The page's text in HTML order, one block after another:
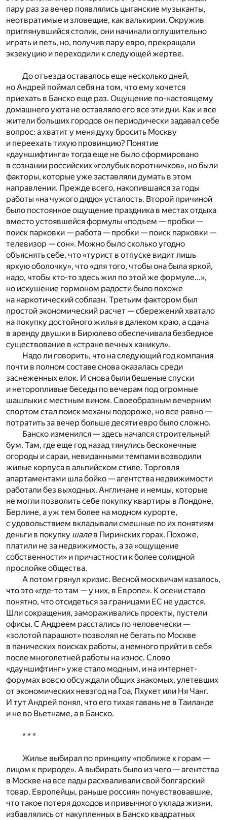
пару раз за вечер появлялись цыганские музыканты,
неотвратимые и зловещие, как валькирии. Окружив
приглянувшийся столик, они начинали оглушительно
играть и петь, но, получив пару евро, прекращали
экзекуцию и переходили к следующей жертве.
До отъезда оставалось еще несколько дней,
но Андрей поймал себя на том, что ему хочется
приехать в Банско еще раз. Ощущение по-настоящему
домашнего уюта не оставляло его все эти дни. Как и все
жители больших городов он периодически задавал себе
вопрос: а хватит у меня духу бросить Москву
и переехать тихую провинцию? Понятие
«дауншифтинга» тогда еще не было сформировано
в сознании российских «голубых воротничков», но были
факторы, которые уже заставляли думать в этом
направлении. Прежде всего, накопившаяся за годы
работы «на чужого дядю» усталость. Второй причиной
было постоянное ощущение праздника в местах отдыха
вместо устоявшейся формулы «подъем — пробки —
поиск парковки — работа — пробки — поиск парковки —
телевизор — сон». Можно было сколько угодно
объяснять себе, что «турист в отпуске видит лишь
яркую оболочку», что «для того, чтобы она была яркой,
надо, чтобы кто-то здесь жил по этой же формуле…»,
но искушение гормоном радости было похоже
на наркотический соблазн. Третьим фактором был
простой экономический расчет — сбережений хватало
на покупку достойного жилья в далеком краю, а сдача
в аренду двушки в Бирюлево обеспечивала безбедное
существование в «стране вечных каникул».
Надо ли говорить, что на следующий год компания
почти в полном составе снова оказалась среди
заснеженных елок. И снова были бешеные спуски
и неторопливые беседы по вечерам под огромные
шашлыки с местным вином. Своеобразным вечерним
спортом стал поиск механы подороже, но все равно —
потратить за вечер больше десяти евро было сложно.
Банско изменился — здесь начался строительный
бум. Там, где еще год назад тянулись бесконечные
огороды и сараи, невиданными темпами возводили
жилые корпуса в альпийском стиле. Торговля
апартаментами шла бойко — агентства недвижимости
работали без выходных. Англичане и немцы, которые
не могли позволить себе покупку квартиры в Лондоне,
Берлине, а уж тем более на модном курорте,
с удовольствием вкладывали смешные по их понятиям
деньги в покупку шалев Пиринских горах. Похоже,
платили не за недвижимость, а за «ощущение
собственности» и причастности к более солидной
прослойке общества.
А потом грянул кризис. Весной москвичам казалось,
что это «где-то там — у них, в Европе». К осени стало
понятно, что отсидеться за границами ЕС не удастся.
Шли сокращения, замораживались проекты, пустели
офисы. С Андреем расстались по человечески —
«золотой парашют» позволял не бегать по Москве
в панических поисках работы, а немного прийти в себя
после многолетней работы на износ. Слово
«дауншифтинг» уже стало модным, и на интернет-
форумах вовсю обсуждали общих знакомых, улетевших
от экономических невзгод на Гоа, Пхукет или Ня Чанг.
И тут Андрей понял, что его тихая гавань не в Таиланде
и не во Вьетнаме, а в Банско.
* * *
Жилье выбирал по принципу «поближе к горам —
лицом к природе». А выбирать было из чего — агентства
в Москве на все лады расхваливали свой болгарский
товар. Европейцы, раньше россиян почувствовавшие,
что такое потеря доходов и привычного уклада жизни,
избавлялись от накупленных в Банско квадратных